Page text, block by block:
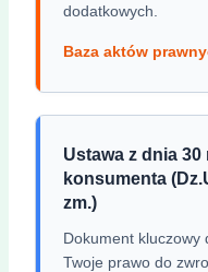
dodatkowych.
Baza aktów
Ustawa z dnia 30
konsumenta
zm.)
Dokument kluczowy
Twoje prawo do